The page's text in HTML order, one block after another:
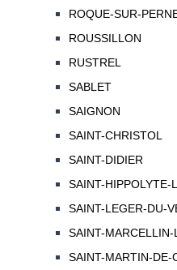
ROQUE-SUR-
ROUSSILLON
RUSTREL
SABLET
SAIGNON
SAINT-CHRISTOL
SAINT-DIDIER
SAINT-HIPPOLYTE-
SAINT-LEGER-DU-
SAINT-MARCELLIN-
SAINT-MARTIN-DE-